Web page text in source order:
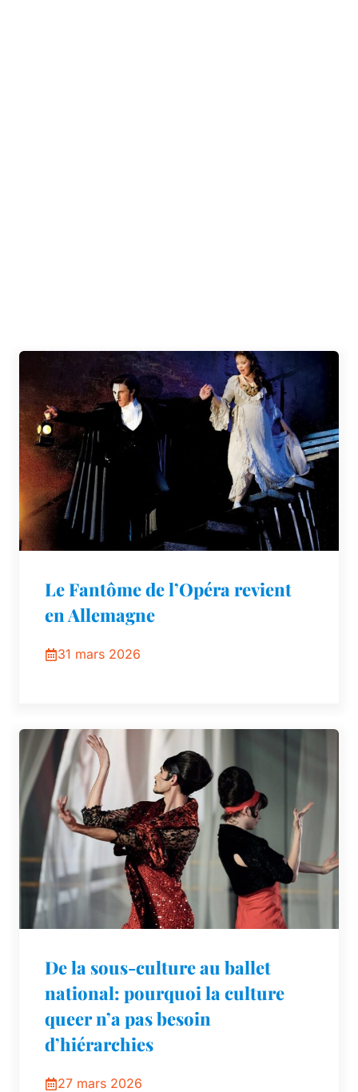
Le Fantôme de l’Opéra revient
en Allemagne
31 mars 2026
De la sous-culture au ballet
national: pourquoi la culture
queer n’a pas besoin
d’hiérarchies
27 mars 2026